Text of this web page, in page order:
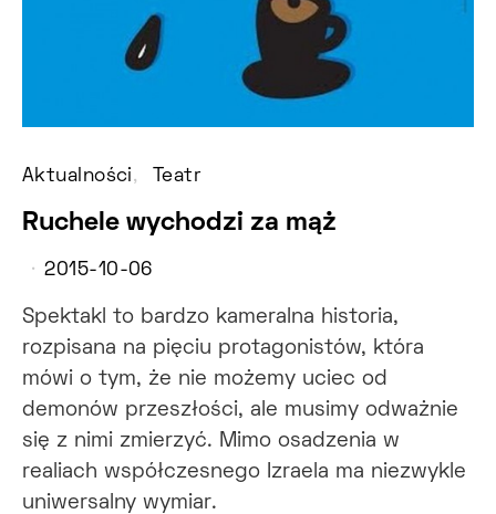
Aktualności Teatr
Ruchele wychodzi za mąż
2015-10-06
Spektakl to bardzo kameralna historia,
rozpisana na pięciu protagonistów, która
mówi o tym, że nie możemy uciec od
demonów przeszłości, ale musimy odważnie
się z nimi zmierzyć. Mimo osadzenia w
realiach współczesnego Izraela ma niezwykle
uniwersalny wymiar.